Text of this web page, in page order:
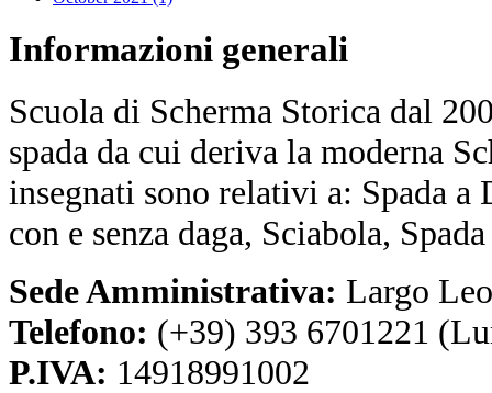
Informazioni generali
Scuola di Scherma Storica dal
spada da cui deriva la moderna
insegnati sono relativi a: Spada a
con e senza daga, Sciabola,
Sede Amministrativa: Largo
Telefono: (+39) 393 6701221
P.IVA: 14918991002